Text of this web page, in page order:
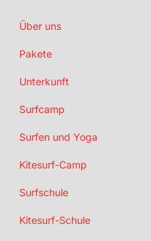
Über uns
Pakete
Unterkunft
Surfcamp
Surfen und Yoga
Kitesurf-Camp
Surfschule
Kitesurf-Schule